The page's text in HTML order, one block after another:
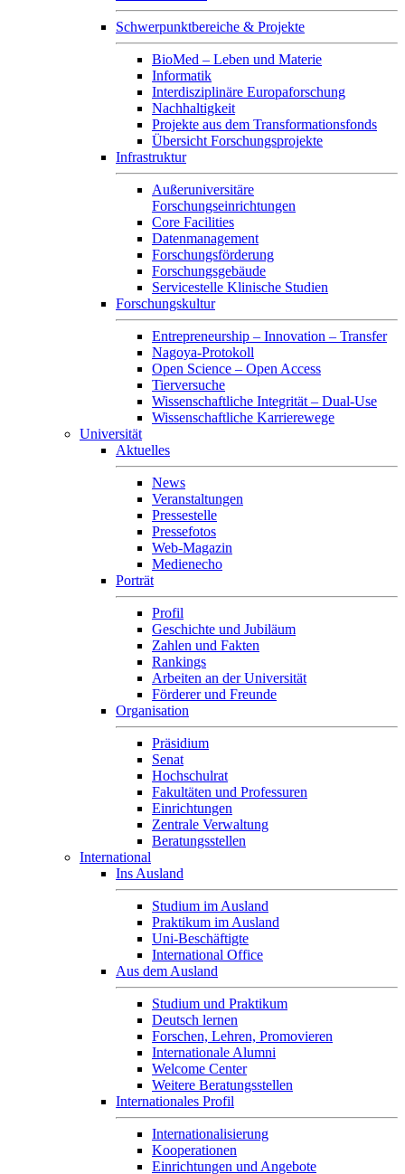
Schwerpunktbereiche & Projekte
BioMed – Leben und Materie
Informatik
Interdisziplinäre Europaforschung
Nachhaltigkeit
Projekte aus dem Transformationsfonds
Übersicht Forschungsprojekte
Infrastruktur
Außeruniversitäre
Forschungseinrichtungen
Core Facilities
Datenmanagement
Forschungsförderung
Forschungsgebäude
Servicestelle Klinische Studien
Forschungskultur
Entrepreneurship – Innovation – Transfer
Nagoya-Protokoll
Open Science – Open Access
Tierversuche
Wissenschaftliche Integrität – Dual-Use
Wissenschaftliche Karrierewege
Universität
Aktuelles
News
Veranstaltungen
Pressestelle
Pressefotos
Web-Magazin
Medienecho
Porträt
Profil
Geschichte und Jubiläum
Zahlen und Fakten
Rankings
Arbeiten an der Universität
Förderer und Freunde
Organisation
Präsidium
Senat
Hochschulrat
Fakultäten und Professuren
Einrichtungen
Zentrale Verwaltung
Beratungsstellen
International
Ins Ausland
Studium im Ausland
Praktikum im Ausland
Uni-Beschäftigte
International Office
Aus dem Ausland
Studium und Praktikum
Deutsch lernen
Forschen, Lehren, Promovieren
Internationale Alumni
Welcome Center
Weitere Beratungsstellen
Internationales Profil
Internationalisierung
Kooperationen
Einrichtungen und Angebote